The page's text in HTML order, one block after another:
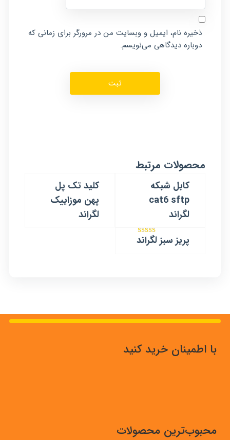
ذخیره نام، ایمیل و وبسایت من در مرورگر برای زمانی که
دوباره دیدگاهی می‌نویسم.
محصولات مرتبط
کابل شبکه
cat6 sftp
لگراند
امتیاز
5.00
کلید تک پل
پهن موزاییک
لگراند
پریز سبز لگراند
با اطمینان خرید کنید
محبوب‌ترین محصولات